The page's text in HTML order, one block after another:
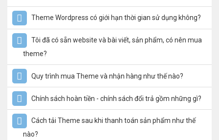
Theme Wordpress có giới hạn thời gian sử dụng không?
Tôi đã có sẵn website và bài viết, sản phẩm, có nên mua
theme?
Quy trình mua Theme và nhận hàng như thế nào?
Chính sách hoàn tiền - chính sách đổi trả gồm những gì?
Cách tải Theme sau khi thanh toán sản phẩm như thế
nào?